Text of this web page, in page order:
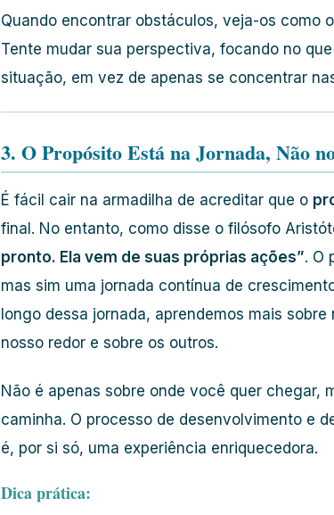
Quando encontrar obstáculos, veja-os como
Tente mudar sua perspectiva, focando no
situação, em vez de apenas se concentrar
3. O Propósito Está na Jornada, Não
É fácil cair na armadilha de acreditar que o
final. No entanto, como disse o filósofo
pronto. Ela vem de suas próprias ações”. O
mas sim uma jornada contínua de
longo dessa jornada, aprendemos mais
nosso redor e sobre os outros.
Não é apenas sobre onde você quer chegar,
caminha. O processo de desenvolvimento e
é, por si só, uma experiência enriquecedora.
Dica prática: